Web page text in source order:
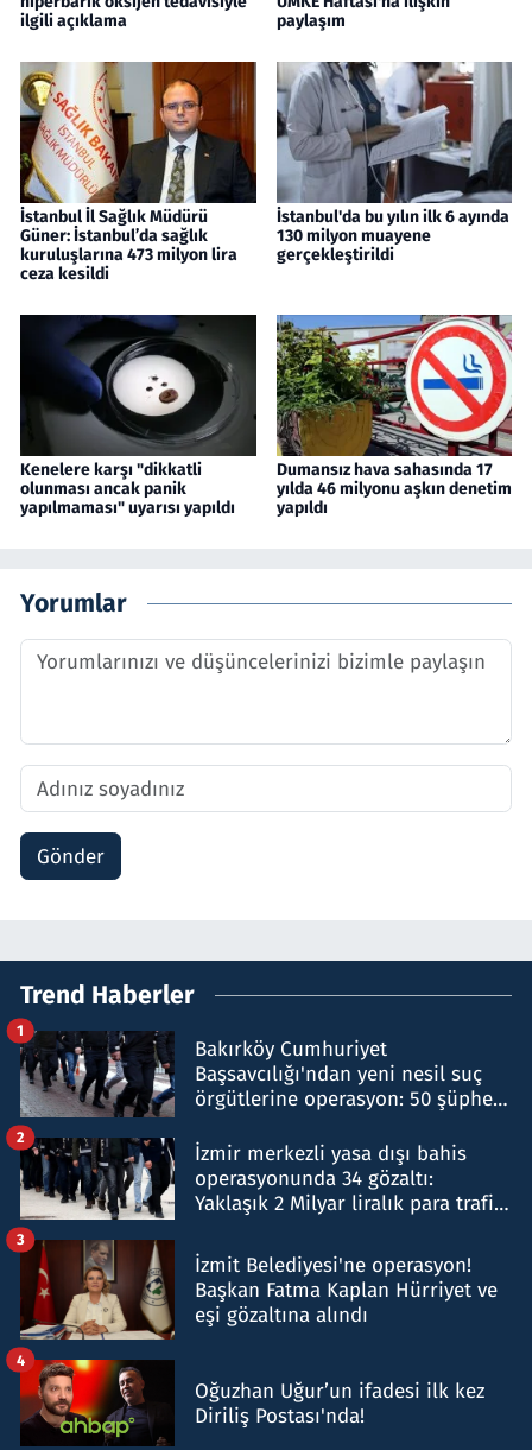
ilgili açıklama
paylaşım
İstanbul İl Sağlık Müdürü
Güner: İstanbul’da sağlık
kuruluşlarına 473 milyon lira
ceza kesildi
İstanbul'da bu yılın ilk 6 ayında
130 milyon muayene
gerçekleştirildi
Kenelere karşı "dikkatli
olunması ancak panik
yapılmaması" uyarısı yapıldı
Dumansız hava sahasında 17
yılda 46 milyonu aşkın denetim
yapıldı
Yorumlar
Gönder
Trend Haberler
Bakırköy Cumhuriyet
Başsavcılığı'ndan yeni nesil suç
örgütlerine operasyon: 50 şüpheli
1
İzmir merkezli yasa dışı bahis
operasyonunda 34 gözaltı:
Yaklaşık 2 Milyar liralık para trafiği
2
İzmit Belediyesi'ne operasyon!
Başkan Fatma Kaplan Hürriyet ve
eşi gözaltına alındı
3
Oğuzhan Uğur’un ifadesi ilk kez
Diriliş Postası'nda!
4